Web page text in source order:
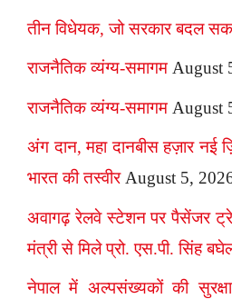
तीन विधेयक, जो सरकार बदल
राजनैतिक व्यंग्य-समागम August
राजनैतिक व्यंग्य-समागम August
अंग दान, महा दानबीस हज़ार नई
भारत की तस्वीर August 5,
अवागढ़ रेलवे स्टेशन पर पैसेंजर
मंत्री से मिले प्रो. एस.पी. सिंह
नेपाल में अल्पसंख्यकों की